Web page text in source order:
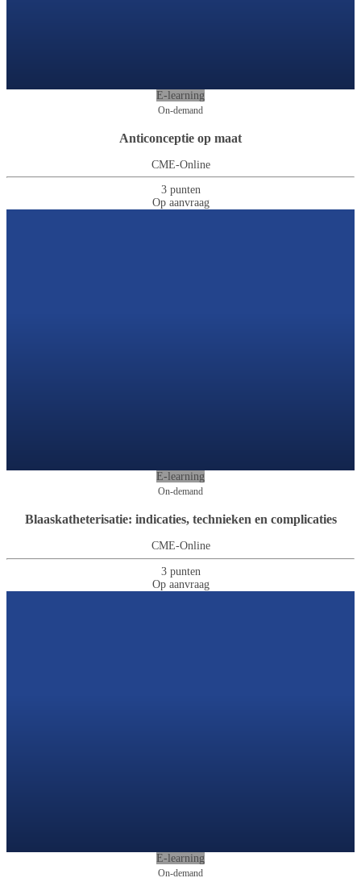
E-learning
On-demand
Anticonceptie op maat
CME-Online
3 punten
Op aanvraag
E-learning
On-demand
Blaaskatheterisatie: indicaties, technieken en complicaties
CME-Online
3 punten
Op aanvraag
E-learning
On-demand